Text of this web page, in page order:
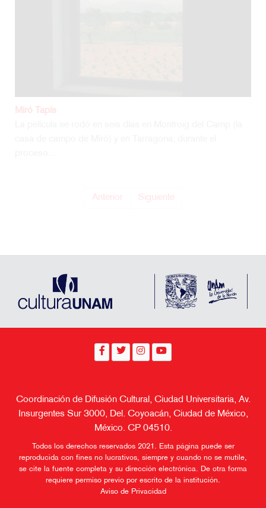
reproducida con fines no lucrativos, siempre y cuando no se mutile,
se cite la fuente completa y su dirección electrónica. De otra forma
requiere permiso previo por escrito de la institución.
Aviso de Privacidad